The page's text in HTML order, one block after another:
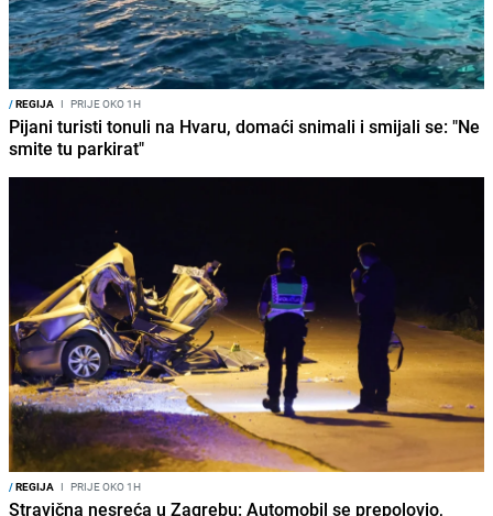
/REGIJA I PRIJE OKO 1H
Pijani turisti tonuli na Hvaru, domaći snimali i smijali se: "Ne
smite tu parkirat"
/REGIJA I PRIJE OKO 1H
Stravična nesreća u Zagrebu: Automobil se prepolovio,